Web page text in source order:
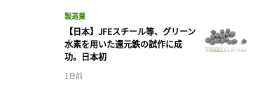
製造業
【日本】JFEスチール等、グリーン
水素を用いた還元鉄の試作に成
功。日本初
1日前